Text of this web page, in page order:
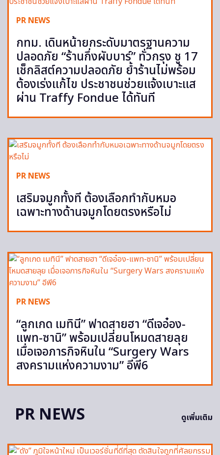
PR NEWS
กทม. เดินหน้ายกระดับมาตรฐานความ
ปลอดภัย “ร้านกึ่งผับบาร์” ทั่วกรุง ชู 17
เช็กลิสต์ความปลอดภัย ย้ำร้านไม่พร้อม
ต้องเร่งแก้ไข ประชาชนช่วยแจ้งเบาะแส
ผ่าน Traffy Fondue ได้ทันที
PR NEWS
เสริมจมูกทั้งที ต้องเลือกทำกับหมอ
เฉพาะทางด้านจมูกโดยตรงหรือไม่
PR NEWS
“ลูกเกด เมทินี” ฟาดสายฮา “ดีเจอ๋อง-
แพท-ซานิ” พร้อมเปลี่ยนโหมดสายลุย
เมื่อเจอภารกิจหินใน “Surgery Wars
สงครามแห่งความงาม” อีพี6
PR NEWS ดูเพิ่มเติม